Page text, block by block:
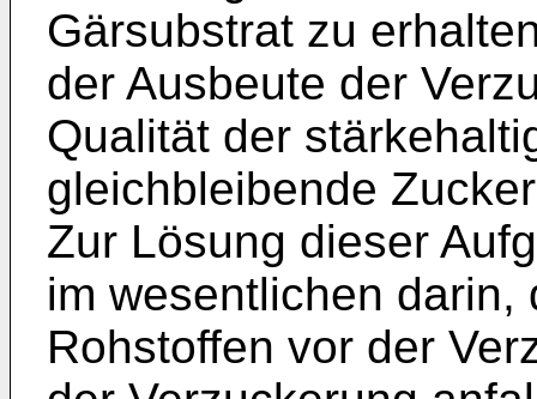
Gärsubstrat zu
der Ausbeute der
Qualität der
gleichbleibende
Zur Lösung dieser
im wesentlichen
Rohstoffen vor der